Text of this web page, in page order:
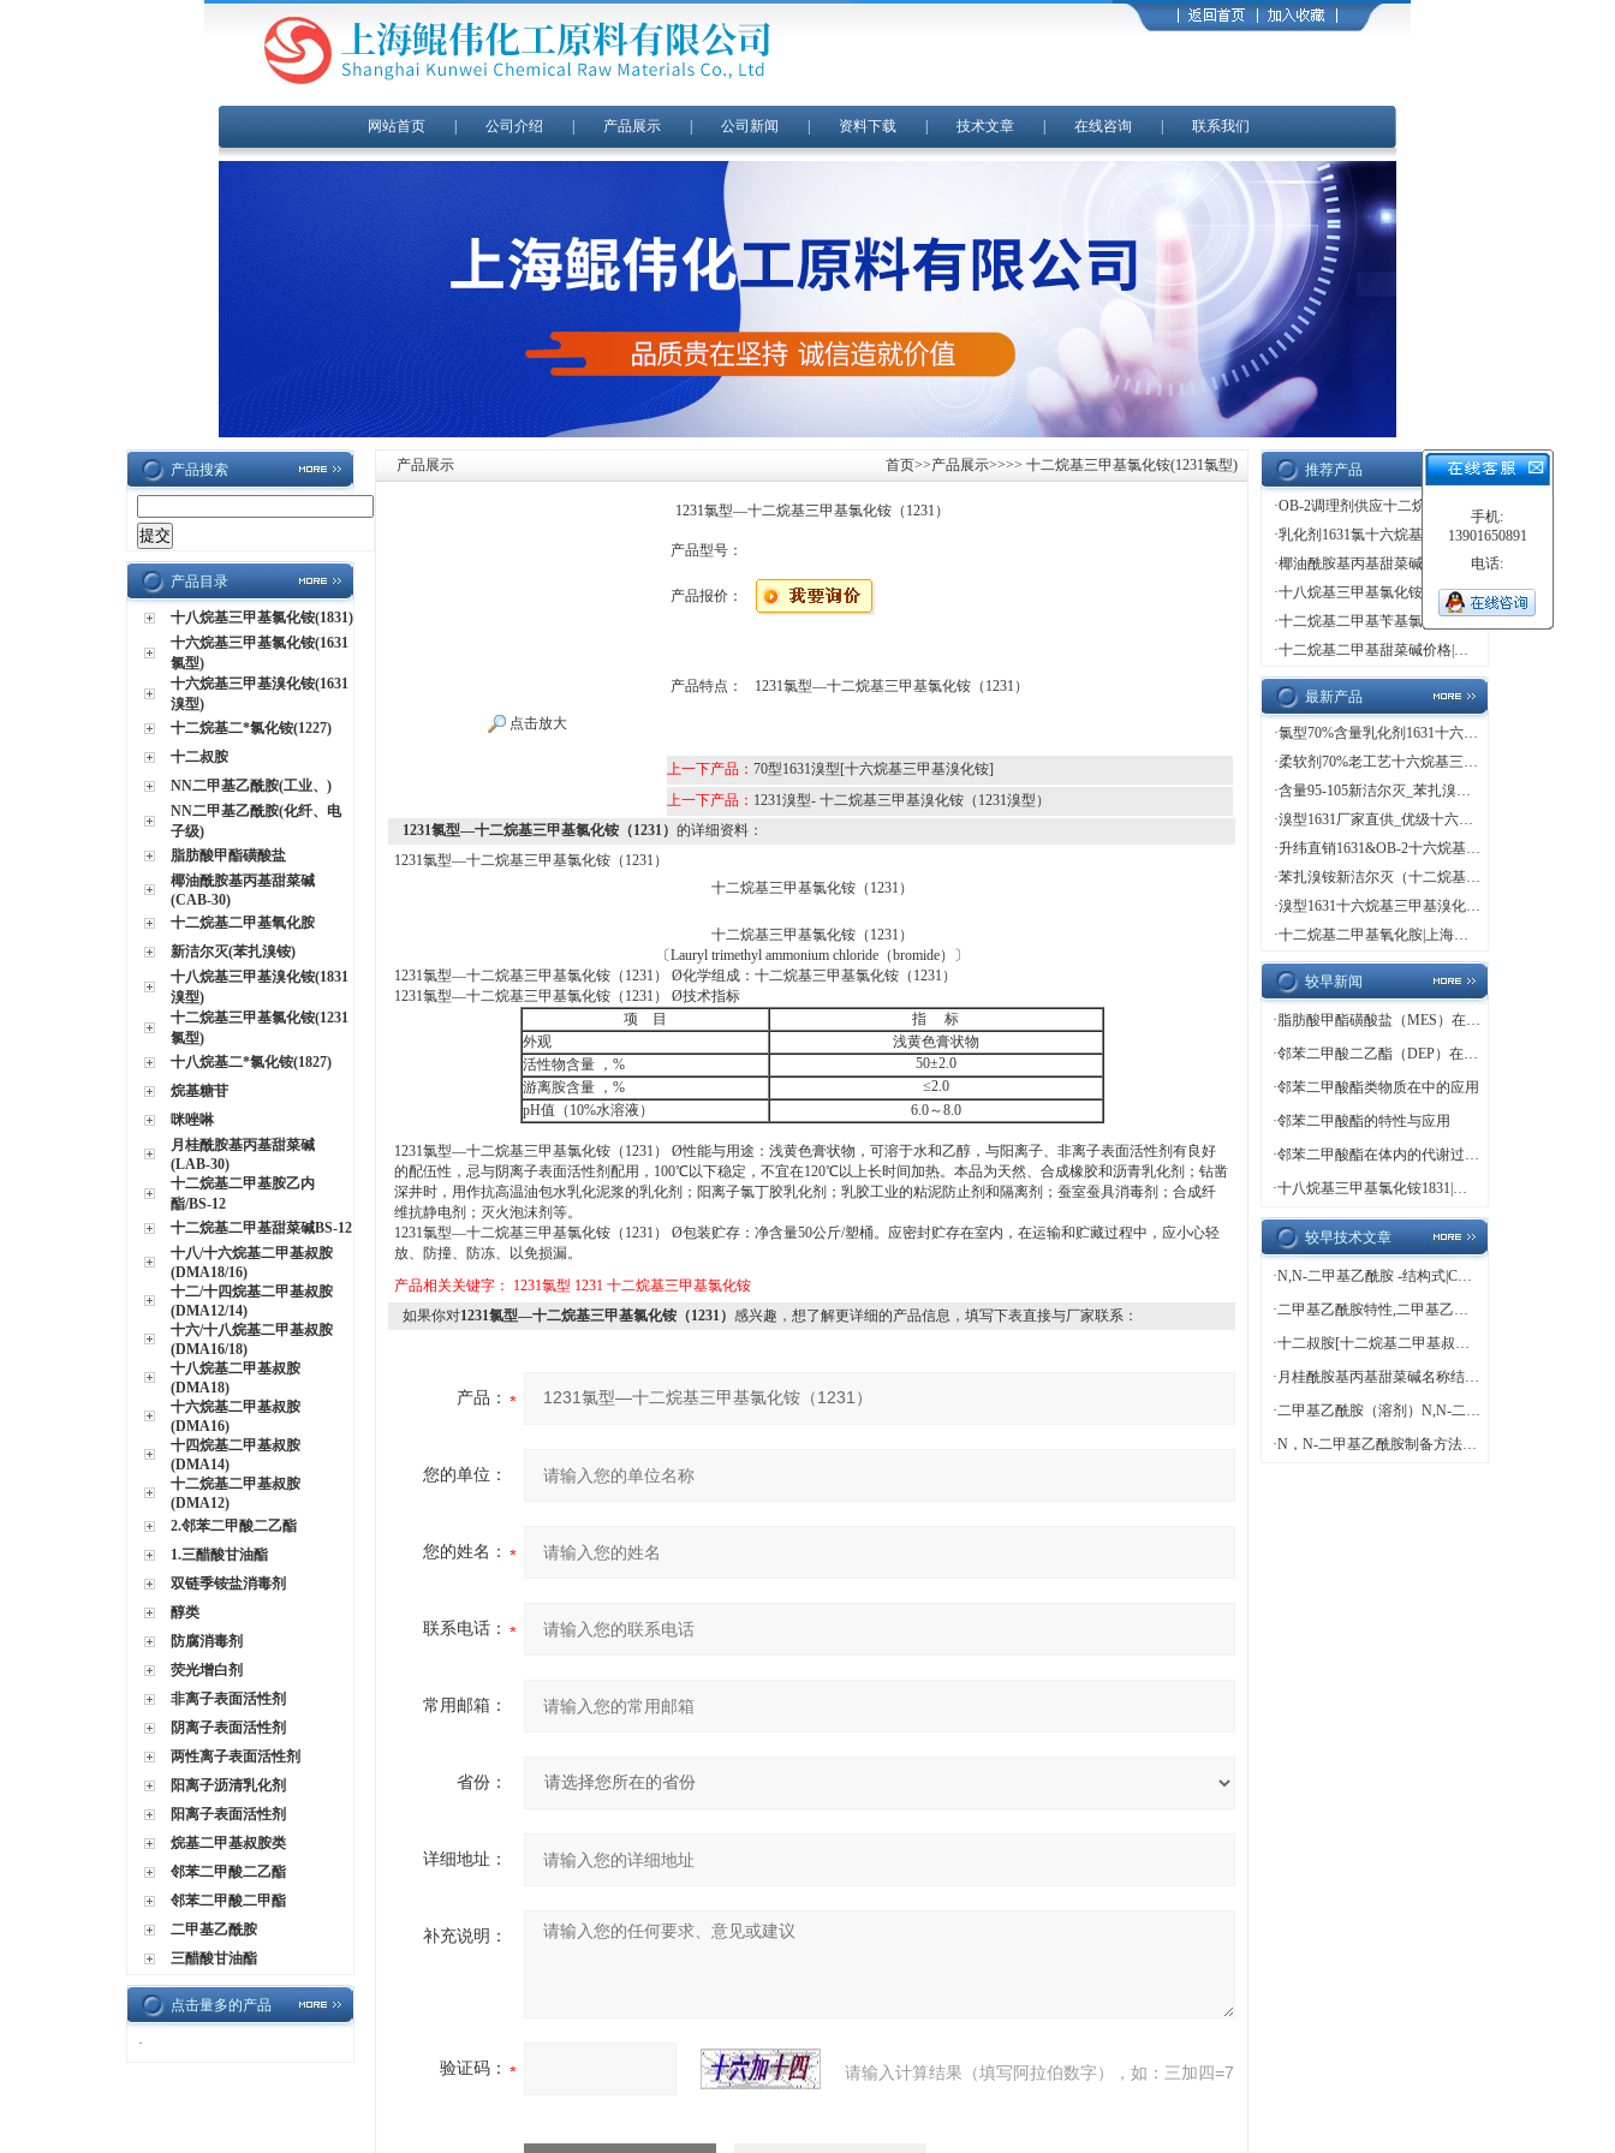
网站首页 公司介绍 产品展示 公司新闻 资料下载 技术文章 在线咨询 联系我们
手机:
13901650891
电话:
产品搜索
产品目录
十八烷基三甲基氯化铵(1831)
十六烷基三甲基氯化铵(1631
氯型)
十六烷基三甲基溴化铵(1631
溴型)
十二烷基二*氯化铵(1227)
十二叔胺
NN二甲基乙酰胺(工业、)
NN二甲基乙酰胺(化纤、电
子级)
脂肪酸甲酯磺酸盐
椰油酰胺基丙基甜菜碱
(CAB-30)
十二烷基二甲基氧化胺
新洁尔灭(苯扎溴铵)
十八烷基三甲基溴化铵(1831
溴型)
十二烷基三甲基氯化铵(1231
氯型)
十八烷基二*氯化铵(1827)
烷基糖苷
咪唑啉
月桂酰胺基丙基甜菜碱
(LAB-30)
十二烷基二甲基胺乙内
酯/BS-12
十二烷基二甲基甜菜碱BS-12
十八/十六烷基二甲基叔胺
(DMA18/16)
十二/十四烷基二甲基叔胺
(DMA12/14)
十六/十八烷基二甲基叔胺
(DMA16/18)
十八烷基二甲基叔胺
(DMA18)
十六烷基二甲基叔胺
(DMA16)
十四烷基二甲基叔胺
(DMA14)
十二烷基二甲基叔胺
(DMA12)
2.邻苯二甲酸二乙酯
1.三醋酸甘油酯
双链季铵盐消毒剂
醇类
防腐消毒剂
荧光增白剂
非离子表面活性剂
阴离子表面活性剂
两性离子表面活性剂
阳离子沥清乳化剂
阳离子表面活性剂
烷基二甲基叔胺类
邻苯二甲酸二乙酯
邻苯二甲酸二甲酯
二甲基乙酰胺
三醋酸甘油酯
点击量多的产品
·
产品展示 首页>>产品展示>>>> 十二烷基三甲基氯化铵(1231氯型)
1231氯型—十二烷基三甲基氯化铵（1231）
点击放大
产品型号：
产品报价：
产品特点： 1231氯型—十二烷基三甲基氯化铵（1231）
上一下产品： 70型1631溴型[十六烷基三甲基溴化铵]
上一下产品： 1231溴型- 十二烷基三甲基溴化铵（1231溴型）
1231氯型—十二烷基三甲基氯化铵（1231） 的详细资料：
1231氯型—十二烷基三甲基氯化铵（1231）
十二烷基三甲基氯化铵（1231）
十二烷基三甲基氯化铵（1231）
〔Lauryl trimethyl ammonium chloride（bromide）
〕
1231氯型—十二烷基三甲基氯化铵（1231） Ø化学组成：十二烷基三甲基氯化铵（1231）
1231氯型—十二烷基三甲基氯化铵（1231） Ø技术指标
项
目 指
标
外观
浅黄色膏状物
活性物含量 ， % 50±2.0
游离胺含量 ， % ≤2.0
pH值 （10%水溶液 ） 6.0～8.0
1231氯型—十二烷基三甲基氯化铵（1231） Ø性能与用途：浅黄色膏状物，可溶于水和乙醇，与阳离子、非离子表面活性剂有良好
的配伍性，忌与阴离子表面活性剂配用， 100℃以下稳定，不宜在120℃以上长时间加热。本品为天然、合成橡胶和沥青乳化剂；钻凿
深井时，用作抗高温油包水乳化泥浆的乳化剂；阳离子氯丁胶乳化剂；乳胶工业的粘泥防止剂和隔离剂；蚕室蚕具消毒剂；合成纤
维抗静电剂；灭火泡沫剂等。
1231氯型—十二烷基三甲基氯化铵（1231） Ø包装贮存：净含量50公斤/塑桶。应密封贮存在室内，在运输和贮藏过程中，应小心轻
放、防撞、防冻、以免损漏。
产品相关关键字： 1231氯型 1231 十二烷基三甲基氯化铵
如果你对1231氯型—十二烷基三甲基氯化铵（1231） 感兴趣，想了解更详细的产品信息，填写下表直接与厂家联系：
产品：
您的单位：
您的姓名：
联系电话：
常用邮箱：
省份：
详细地址：
补充说明：
验证码： 请输入计算结果（填写阿拉伯数字），如：三加四=7
推荐产品
·OB-2调理剂供应十二烷基二甲基氧化胺
·乳化剂1631氯十六烷基三甲基氯化铵价格直销
·椰油酰胺基丙基甜菜碱价格|直销
·十八烷基三甲基氯化铵-1831
·十二烷基二甲基苄基氯化铵
·十二烷基二甲基甜菜碱价格|直销
最新产品
·氯型70%含量乳化剂1631十六烷基三甲基氯（溴）化铵
·柔软剂70%老工艺十六烷基三甲基溴化铵（1631溴型）
·含量95-105新洁尔灭_苯扎溴铵品牌_上海鲲伟规格95-105
·溴型1631厂家直供_优级十六烷基三甲基溴化铵_新价格
·升纬直销1631&OB-2十六烷基三甲基溴化铵十二烷基二甲基氧化胺
·苯扎溴铵新洁尔灭（十二烷基二甲基苄基溴化铵）
·溴型1631十六烷基三甲基溴化铵CMC值_上海升纬生产
·十二烷基二甲基氧化胺|上海升纬化工原料
较早新闻
·脂肪酸甲酯磺酸盐（MES）在洗涤剂中的应用
·邻苯二甲酸二乙酯（DEP）在包装也有应用
·邻苯二甲酸酯类物质在中的应用
·邻苯二甲酸酯的特性与应用
·邻苯二甲酸酯在体内的代谢过程解析
·十八烷基三甲基氯化铵1831|中文名称 |十八烷基三甲基氯化铵[1] 别名 1831 英文名称 Octadearyl dimethyl ammonium chloride 英文别名 n-Octadecyltrimethylammonium Chloride; trimethyloctadecylammonium chloride; Octadearyldimethylammonium chloride; Octadecyl Trimethyl Ammonium Chloride; O
较早技术文章
·N,N-二甲基乙酰胺 -结构式|CAS|物化性质|化学名称|英文名称|分 子 式|结 构 式
·二甲基乙酰胺特性,二甲基乙酰胺用途
·十二叔胺[十二烷基二甲基叔胺]性质描述生产方法用途
· 月桂酰胺基丙基甜菜碱名称结构用途
·二甲基乙酰胺（溶剂）N,N-二甲基乙酰胺制造的聚偏氟乙烯（PVDF）中空纤维膜及应用
·N，N-二甲基乙酰胺制备方法性质用途